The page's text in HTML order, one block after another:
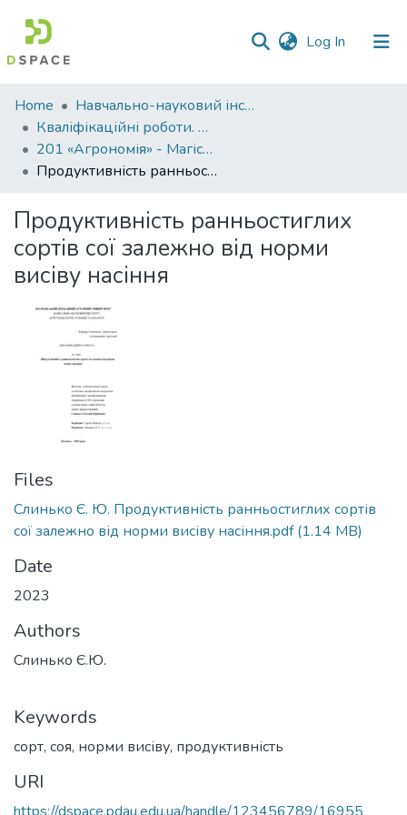
Log In (current)
Communities
&
Collections
All of DSpace
Statistics
Home
Навчально-науковий інститут агротехнологій, селекції та екології
Кваліфікаційні роботи. ННІ агротехнологій, селекції та екології
201 «Агрономія» - Магістри 2023-2024
Продуктивність ранньостиглих сортів сої залежно від норми висіву насіння
Продуктивність ранньостиглих
сортів сої залежно від норми
висіву насіння
Files
Слинько Є. Ю. Продуктивність ранньостиглих сортів
сої залежно від норми висіву насіння.pdf(1.14 MB)
Date
2023
Authors
Слинько Є.Ю.
Keywords
сорт, соя, норми висіву, продуктивність
URI